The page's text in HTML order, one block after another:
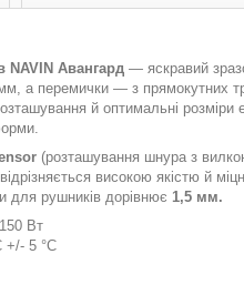
NAVIN Авангард — яскравий
а перемички — з прямокутних
й оптимальні розміри
(розташування шнура з
високою якістю й
для рушників дорівнює 1,5 мм.
Вт
+/- 5 °C